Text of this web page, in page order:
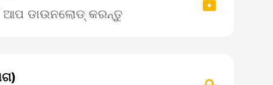
ଆପ ଡାଉନଲୋଡ୍ କରନ୍ତୁ